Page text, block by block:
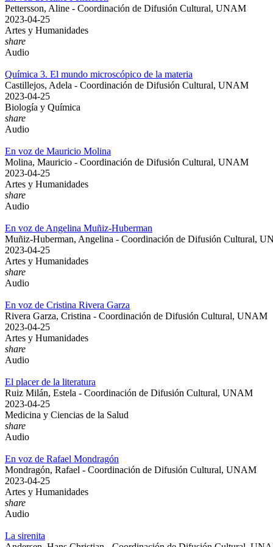
Pettersson, Aline - Coordinación de Difusión Cultural, UNAM
2023-04-25
Artes y Humanidades
share
Audio
Química 3. El mundo microscópico de la materia
Castillejos, Adela - Coordinación de Difusión Cultural, UNAM
2023-04-25
Biología y Química
share
Audio
En voz de Mauricio Molina
Molina, Mauricio - Coordinación de Difusión Cultural, UNAM
2023-04-25
Artes y Humanidades
share
Audio
En voz de Angelina Muñiz-Huberman
Muñiz-Huberman, Angelina - Coordinación de Difusión Cultural,
2023-04-25
Artes y Humanidades
share
Audio
En voz de Cristina Rivera Garza
Rivera Garza, Cristina - Coordinación de Difusión Cultural, UNAM
2023-04-25
Artes y Humanidades
share
Audio
El placer de la literatura
Ruiz Milán, Estela - Coordinación de Difusión Cultural, UNAM
2023-04-25
Medicina y Ciencias de la Salud
share
Audio
En voz de Rafael Mondragón
Mondragón, Rafael - Coordinación de Difusión Cultural, UNAM
2023-04-25
Artes y Humanidades
share
Audio
La sirenita